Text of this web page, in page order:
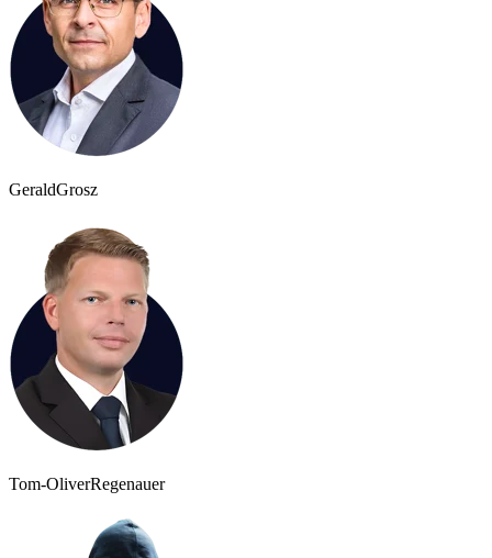
GeraldGrosz
Tom-OliverRegenauer